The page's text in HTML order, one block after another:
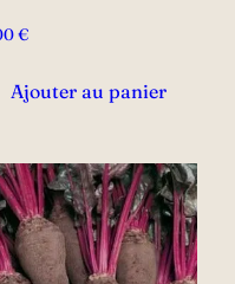
€
Ajouter au panier